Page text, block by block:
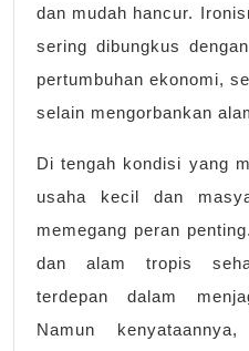
dan mudah hancur.
sering dibungkus
pertumbuhan ekonomi,
selain mengorbankan
Di tengah kondisi yang
usaha kecil dan
memegang peran
dan alam tropis
terdepan dalam
Namun